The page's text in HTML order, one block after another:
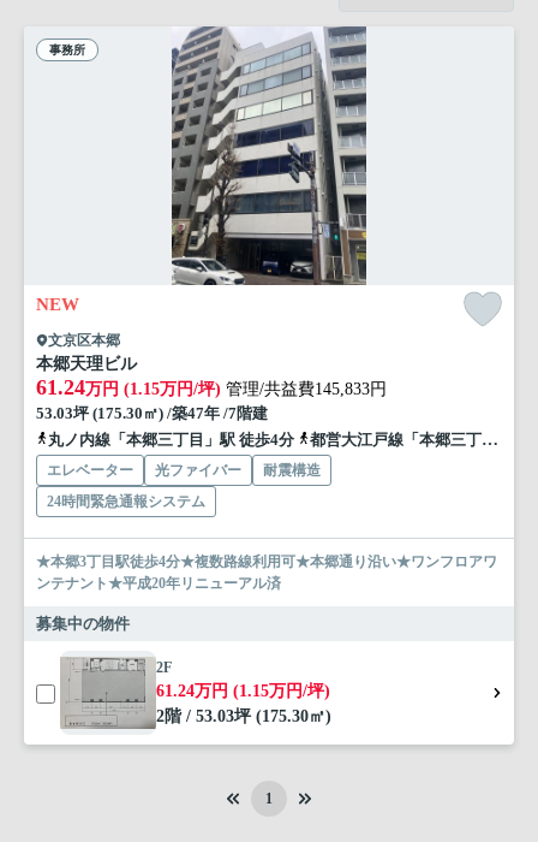
事務所
NEW
文京区本郷
本郷天理ビル
61.24万円 (1.15万円/坪) 管理/共益費145,833円
53.03坪 (175.30㎡) /築47年 /7階建
丸ノ内線「本郷三丁目」駅 徒歩4分
都営大江戸線「本郷三丁目」駅 徒歩4分
エレベーター 光ファイバー
耐震構造
24時間緊急通報システム
★本郷3丁目駅徒歩4分★複数路線利用可★本郷通り沿い★ワンフロアワ
ンテナント★平成20年リニューアル済
募集中の物件
2F
61.24万円 (1.15万円/坪)
2階 / 53.03坪 (175.30㎡)
1